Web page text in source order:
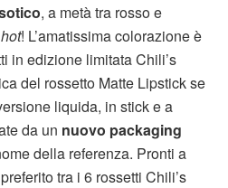
, a metà tra rosso e
hot! L’amatissima colorazione è
in edizione limitata Chili’s
del rossetto Matte Lipstick se
liquida, in stick e a
da un nuovo packaging
della referenza. Pronti a
tra i 6 rossetti Chili’s